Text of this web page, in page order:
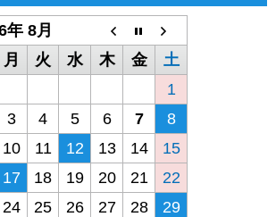
年 8月
月 火 水 木 金
土
1
3 4 5 6 7
8
10 11 12 13 14
15
17 18 19 20 21
22
24 25 26 27 28
29